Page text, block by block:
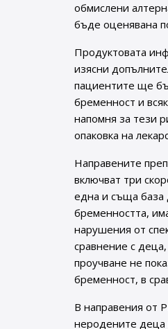
обмислени
бъде оценявана
Продуктовата
изясни
пациентите ще
бременност и
напомня за тези
опаковка на
Направените
включват три
една и съща база
бременността,
нарушения от
сравнение с
проучване не
бременност, в
В направения от
неродените деца